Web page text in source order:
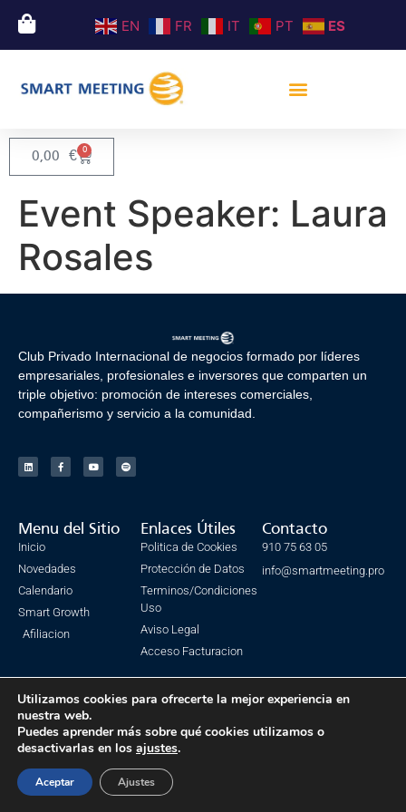
EN FR IT PT ES
0,00 € 0
Event Speaker: Laura
Rosales
Club Privado Internacional de negocios formado por líderes
empresariales, profesionales e inversores que comparten un
triple objetivo: promoción de intereses comerciales,
compañerismo y servicio a la comunidad.
Menu del Sitio
Inicio
Novedades
Calendario
Smart Growth
Afiliacion
Enlaces Útiles
Politica de Cookies
Protección de Datos
Terminos/Condiciones
Uso
Aviso Legal
Acceso Facturacion
Contacto
910 75 63 05
info@smartmeeting.pro
© Todos los derechos reservados. SmartMeeting 2023
Made with ❤ by IsmaSEO
Utilizamos cookies para ofrecerte la mejor experiencia en
nuestra web.
Puedes aprender más sobre qué cookies utilizamos o
desactivarlas en los ajustes.
Aceptar Ajustes